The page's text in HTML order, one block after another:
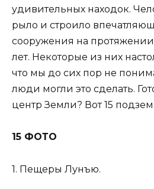
удивительных находок.
рыло и строило
сооружения на протяжении
лет. Некоторые из них
что мы до сих пор не
люди могли это сделать.
центр Земли? Вот 15
15 ФОТО
1. Пещеры Лунъю.